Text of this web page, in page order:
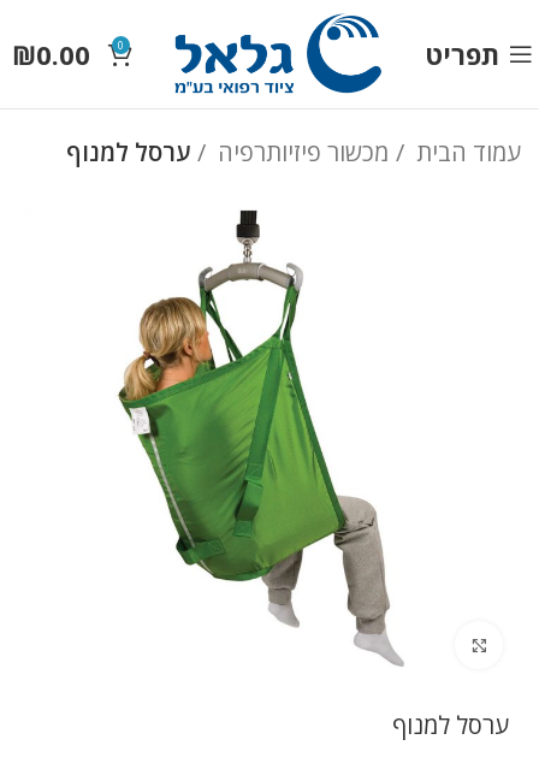
תפריט 0
₪0.00
עמוד הבית מכשור פיזיותרפיה ערסל למנוף
לחץ להגדלה
ערסל למנוף